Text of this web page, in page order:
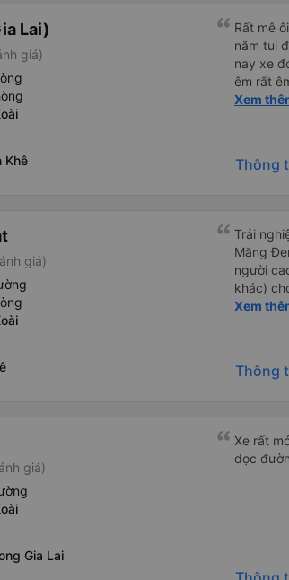
Lai)
giá)
Khê
Rất mê
năm tui
nay xe
êm rất
mà đi xe
cũng
đông
đắp yên
ko có
giường
phục vụ
ánh
thơm
hơn so
Xem
Thông
giá)
Trải
Măng
người
khác)
dụng lại
Xem
Thông
giá)
Gia Lai
Xe rất
dọc